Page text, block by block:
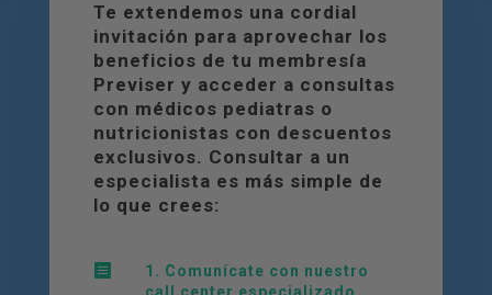
Te extendemos una cordial
invitación para aprovechar los
beneficios de tu membresía
Previser y acceder a consultas
con médicos pediatras o
nutricionistas con descuentos
exclusivos. Consultar a un
especialista es más simple de
lo que crees:

1. Comunícate con nuestro